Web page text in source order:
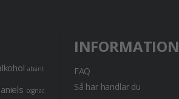
absint
cognac
INFORMATION
FAQ
Så här handlar du